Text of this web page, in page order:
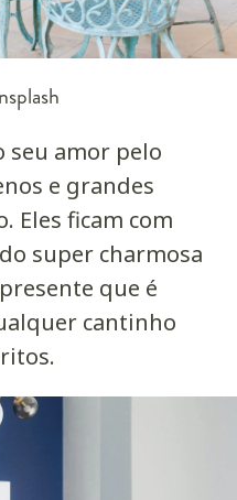
seu amor pelo
e grandes
Eles ficam com
super charmosa
que é
cantinho